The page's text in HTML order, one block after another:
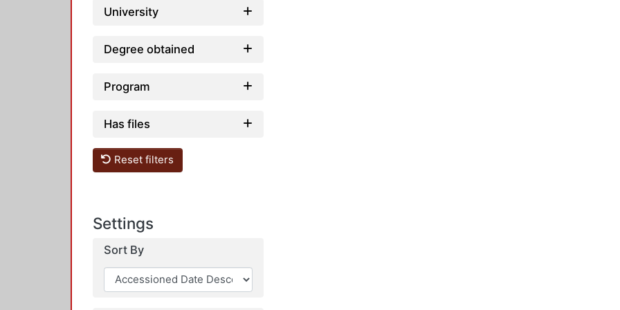
University
Degree obtained
Program
Has files
Reset filters
Settings
Sort By